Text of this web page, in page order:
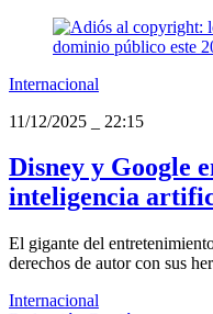
Internacional
11/12/2025
22:15
Disney y Google
inteligencia
El gigante del
derechos de autor con sus
Internacional